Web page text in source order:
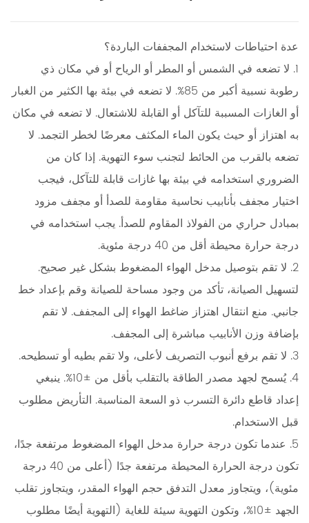
عدة احتياطات لاستخدام المجففات الباردة؟
1. لا تضعه في الشمس أو المطر أو الرياح أو في مكان ذي
رطوبة نسبية أكبر من 85%. لا تضعه في بيئة بها الكثير من الغبار
أو الغازات المسببة للتآكل أو القابلة للاشتعال. لا تضعه في مكان
به اهتزاز أو حيث يكون الماء المكثف معرضًا لخطر التجمد. لا
تضعه بالقرب من الحائط لتجنب سوء التهوية. إذا كان من
الضروري استخدامه في بيئة بها غازات قابلة للتآكل، فيجب
اختيار مجفف بأنابيب نحاسية مقاومة للصدأ أو مجفف مزود
بمبادل حراري من الفولاذ المقاوم للصدأ. يجب استخدامه في
درجة حرارة محيطة أقل من 40 درجة مئوية.
2. لا تقم بتوصيل مدخل الهواء المضغوط بشكل غير صحيح.
لتسهيل الصيانة، تأكد من وجود مساحة للصيانة وقم بإعداد خط
جانبي. منع انتقال اهتزاز ضاغط الهواء إلى المجفف. لا تقم
بإضافة وزن الأنابيب مباشرة إلى المجفف.
3. لا تقم برفع أنبوب التصريف لأعلى، ولا تقم بطيه أو تسطيحه.
4. يُسمح لجهد مصدر الطاقة بالتقلب بأقل من ±10%. ينبغي
إعداد قاطع دائرة التسرب ذو السعة المناسبة. التأريض مطلوب
قبل الاستخدام.
5. عندما تكون درجة حرارة مدخل الهواء المضغوط مرتفعة جدًا،
تكون درجة الحرارة المحيطة مرتفعة جدًا (أعلى من 40 درجة
مئوية)، ويتجاوز معدل التدفق حجم الهواء المقدر، ويتجاوز تقلب
الجهد ±10%، وتكون التهوية سيئة للغاية (التهوية أيضًا مطلوب